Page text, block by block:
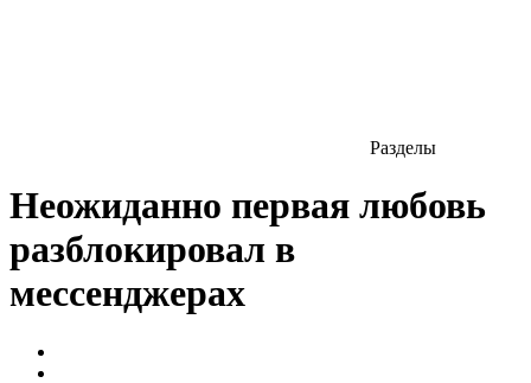
Разделы
Неожиданно первая любовь
разблокировал в
мессенджерах